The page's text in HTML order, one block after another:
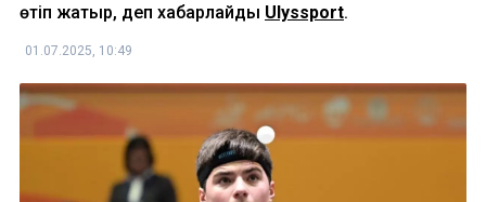
өтіп жатыр, деп хабарлайды Ulyssport.
01.07.2025, 10:49